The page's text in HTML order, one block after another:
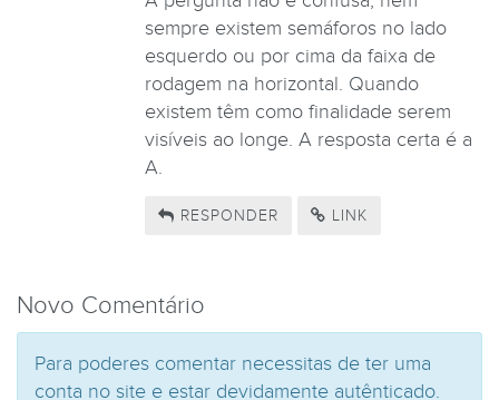
sempre existem semáforos no lado
esquerdo ou por cima da faixa de
rodagem na horizontal. Quando
existem têm como finalidade serem
visíveis ao longe. A resposta certa é a
A.
RESPONDER LINK
Novo Comentário
Para poderes comentar necessitas de ter uma
conta no site e estar devidamente autênticado.